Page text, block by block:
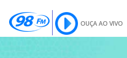
OUÇA AO VIVO